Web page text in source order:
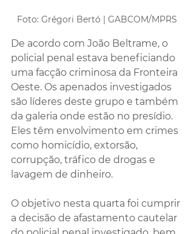
Foto: Grégori Bertó | GABCOM/MPRS
De acordo com João Beltrame, o
policial penal estava beneficiando
uma facção criminosa da Fronteira
Oeste. Os apenados investigados
são líderes deste grupo e também
da galeria onde estão no presídio.
Eles têm envolvimento em crimes
como homicídio, extorsão,
corrupção, tráfico de drogas e
lavagem de dinheiro.
O objetivo nesta quarta foi cumprir
a decisão de afastamento cautelar